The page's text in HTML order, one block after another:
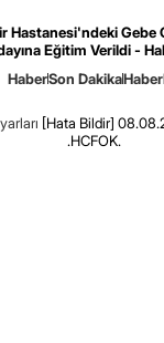
Hastanesi'ndeki Gebe
Eğitim Verildi -
HaberSon Dakika
[Hata Bildir]
.HCFOK.